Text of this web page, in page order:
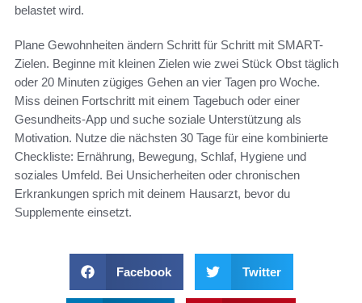
belastet wird.
Plane Gewohnheiten ändern Schritt für Schritt mit SMART-
Zielen. Beginne mit kleinen Zielen wie zwei Stück Obst täglich
oder 20 Minuten zügiges Gehen an vier Tagen pro Woche.
Miss deinen Fortschritt mit einem Tagebuch oder einer
Gesundheits-App und suche soziale Unterstützung als
Motivation. Nutze die nächsten 30 Tage für eine kombinierte
Checkliste: Ernährung, Bewegung, Schlaf, Hygiene und
soziales Umfeld. Bei Unsicherheiten oder chronischen
Erkrankungen sprich mit deinem Hausarzt, bevor du
Supplemente einsetzt.
Facebook Twitter